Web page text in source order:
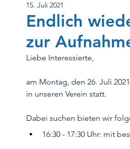
Sportausschuss
Kombibad Mariendorf
Team Berlin Triathlon
Weihnachten Ehrenmatskarte
Endlich
zur
15. Juli 2021
Liebe Interessierte,
am Montag, den 26. Juli
in unseren Verein statt.
Dabei suchen bieten wir
16:30 - 17:30 Uhr: mit